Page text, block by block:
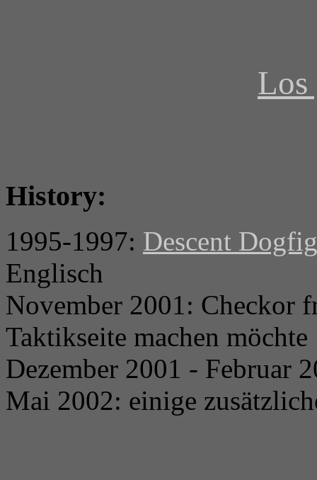
Los
History:
1995-1997: Descent
Englisch
November 2001: Checkor
Taktikseite machen möchte
Dezember 2001 - Februar
Mai 2002: einige